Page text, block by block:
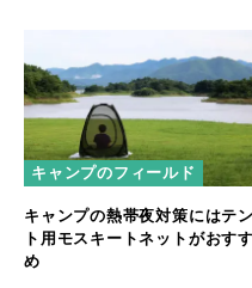
キャンプのフィールド
キャンプの熱帯夜対策にはテン
ト用モスキートネットがおすす
め